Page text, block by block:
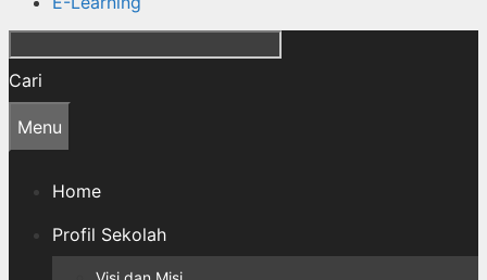
Cari
Menu
Home
Profil Sekolah